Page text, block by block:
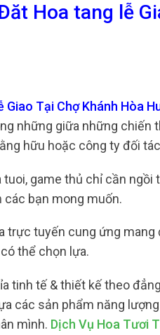
Hoa tang lễ
Tại Chợ Khánh Hòa
những giữa những
hữu hoặc công ty đối
game thủ chỉ cần
các bạn mong muốn.
trực tuyến cung ứng
thể chọn lựa.
tinh tế & thiết kế theo
các sản phẩm năng
mình. Dịch Vụ Hoa Tươi